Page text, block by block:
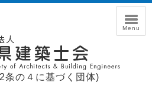
条の４に基づく団体)